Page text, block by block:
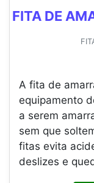
FITA DE
A fita de
equipamento
a serem
sem que
fitas evita
deslizes e